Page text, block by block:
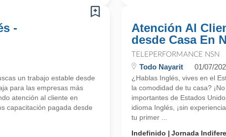
-
un trabajo estable desde
para las empresas más
atención al cliente en
capacitación pagada desde
Atención Al
desde Casa En
TELEPERFORMANCE NSN
Todo Nayarit 01/07/
¿Hablas Inglés, vives en el
la comodidad de tu casa?
importantes de Estados
idioma Inglés, ¡sin
tu primer ...
Indefinido
Jornada